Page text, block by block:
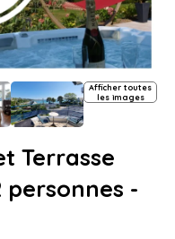
Afficher toutes
les images
Terrasse
personnes -